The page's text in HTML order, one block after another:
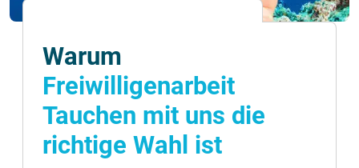
Warum
Freiwilligenarbeit
Tauchen mit uns die
richtige Wahl ist